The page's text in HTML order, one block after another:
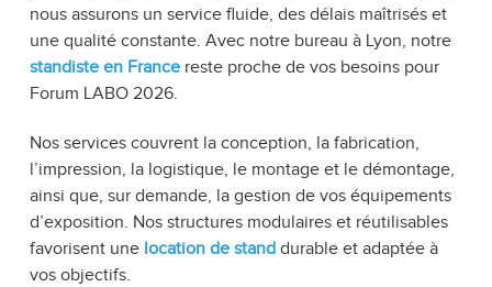
nous assurons un service fluide, des délais maîtrisés et
une qualité constante. Avec notre bureau à Lyon, notre
standiste en France reste proche de vos besoins pour
Forum LABO 2026.
Nos services couvrent la conception, la fabrication,
l’impression, la logistique, le montage et le démontage,
ainsi que, sur demande, la gestion de vos équipements
d’exposition. Nos structures modulaires et réutilisables
favorisent une location de stand durable et adaptée à
vos objectifs.